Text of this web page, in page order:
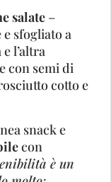
salate –
sfogliato a
l’altra
con semi di
cotto e
snack e
con
è un